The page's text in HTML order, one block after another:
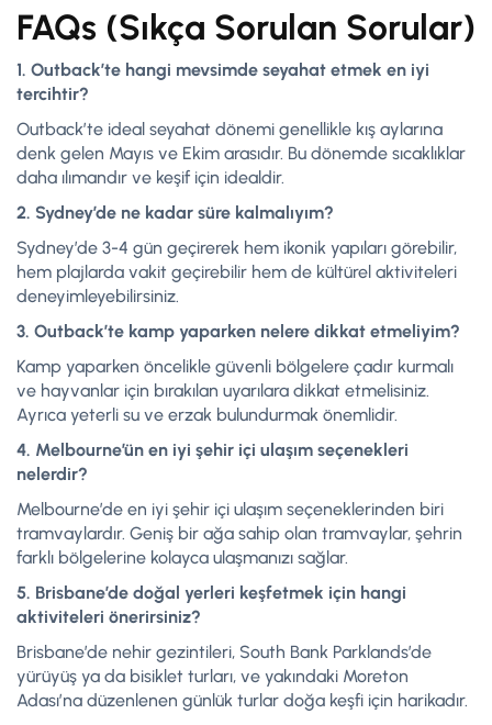
FAQs (Sıkça Sorulan Sorular)
1. Outback’te hangi mevsimde seyahat etmek en iyi
tercihtir?
Outback’te ideal seyahat dönemi genellikle kış aylarına
denk gelen Mayıs ve Ekim arasıdır. Bu dönemde sıcaklıklar
daha ılımandır ve keşif için idealdir.
2. Sydney’de ne kadar süre kalmalıyım?
Sydney’de 3-4 gün geçirerek hem ikonik yapıları görebilir,
hem plajlarda vakit geçirebilir hem de kültürel aktiviteleri
deneyimleyebilirsiniz.
3. Outback’te kamp yaparken nelere dikkat etmeliyim?
Kamp yaparken öncelikle güvenli bölgelere çadır kurmalı
ve hayvanlar için bırakılan uyarılara dikkat etmelisiniz.
Ayrıca yeterli su ve erzak bulundurmak önemlidir.
4. Melbourne’ün en iyi şehir içi ulaşım seçenekleri
nelerdir?
Melbourne’de en iyi şehir içi ulaşım seçeneklerinden biri
tramvaylardır. Geniş bir ağa sahip olan tramvaylar, şehrin
farklı bölgelerine kolayca ulaşmanızı sağlar.
5. Brisbane’de doğal yerleri keşfetmek için hangi
aktiviteleri önerirsiniz?
Brisbane’de nehir gezintileri, South Bank Parklands’de
yürüyüş ya da bisiklet turları, ve yakındaki Moreton
Adası’na düzenlenen günlük turlar doğa keşfi için harikadır.